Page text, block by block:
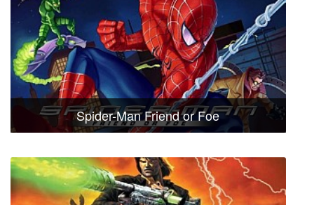
Spider-Man Friend or Foe